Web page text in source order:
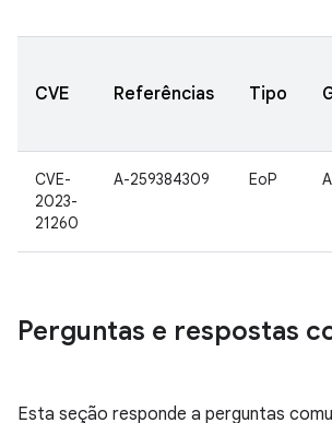
CVE Referências Tipo
CVE-
2023-
21260
A-259384309 EoP
Perguntas e respostas
Esta seção responde a perguntas